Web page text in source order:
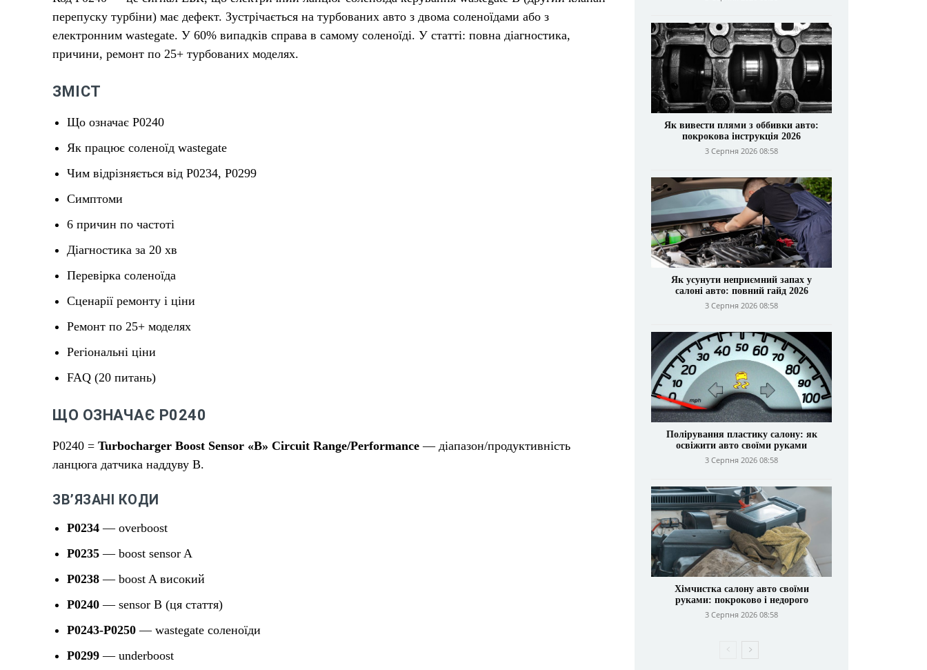
перепуску турбіни) має дефект. Зустрічається на турбованих авто з двома соленоїдами або з
електронним wastegate. У 60% випадків справа в самому соленоїді. У статті: повна діагностика,
причини, ремонт по 25+ турбованих моделях.
ЗМІСТ
Що означає P0240
Як працює соленоїд wastegate
Чим відрізняється від P0234, P0299
Симптоми
6 причин по частоті
Діагностика за 20 хв
Перевірка соленоїда
Сценарії ремонту і ціни
Ремонт по 25+ моделях
Регіональні ціни
FAQ (20 питань)
ЩО ОЗНАЧАЄ P0240
P0240 = Turbocharger Boost Sensor «B» Circuit Range/Performance — діапазон/продуктивність
ланцюга датчика наддуву B.
ЗВʼЯЗАНІ КОДИ
P0234 — overboost
P0235 — boost sensor A
P0238 — boost A високий
P0240 — sensor B (ця стаття)
P0243-P0250 — wastegate соленоїди
P0299 — underboost
Як вивести плями з оббивки авто:
покрокова інструкція 2026
3 Серпня 2026 08:58
Як усунути неприємний запах у
салоні авто: повний гайд 2026
3 Серпня 2026 08:58
Полірування пластику салону: як
освіжити авто своїми руками
3 Серпня 2026 08:58
Хімчистка салону авто своїми
руками: покроково і недорого
3 Серпня 2026 08:58